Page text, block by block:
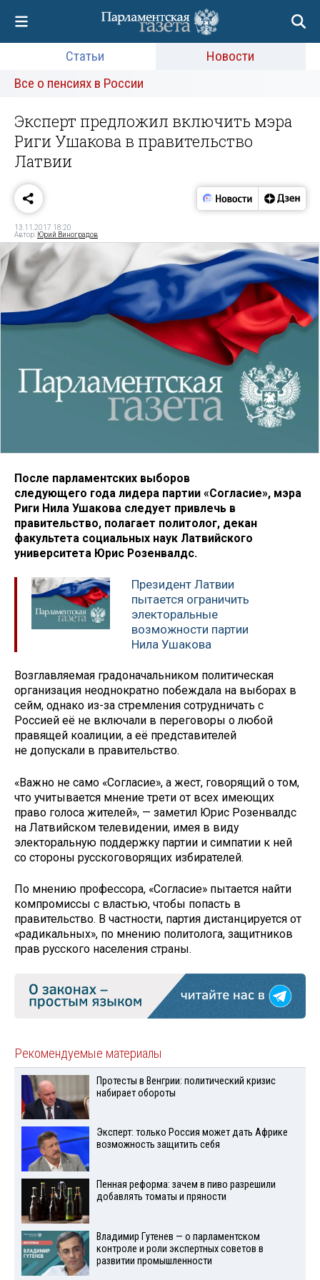
Статьи
Новости
Все о пенсиях в России
Эксперт предложил включить мэра
Риги Ушакова в правительство
Латвии
13.11.2017 18:20
Автор: Юрий Виноградов
После парламентских выборов
следующего года лидера партии «Согласие», мэра
Риги Нила Ушакова следует привлечь в
правительство, полагает политолог, декан
факультета социальных наук Латвийского
университета Юрис Розенвалдс.
Президент Латвии
пытается ограничить
электоральные
возможности партии
Нила Ушакова
Возглавляемая градоначальником политическая
организация неоднократно побеждала на выборах в
сейм, однако из-за стремления сотрудничать с
Россией её не включали в переговоры о любой
правящей коалиции, а её представителей
не допускали в правительство.
«Важно не само «Согласие», а жест, говорящий о том,
что учитывается мнение трети от всех имеющих
право голоса жителей», — заметил Юрис Розенвалдс
на Латвийском телевидении, имея в виду
электоральную поддержку партии и симпатии к ней
со стороны русскоговорящих избирателей.
По мнению профессора, «Согласие» пытается найти
компромиссы с властью, чтобы попасть в
правительство. В частности, партия дистанцируется от
«радикальных», по мнению политолога, защитников
прав русского населения страны.
Рекомендуемые материалы
Протесты в Венгрии: политический кризис
набирает обороты
Эксперт: только Россия может дать Африке
возможность защитить себя
Пенная реформа: зачем в пиво разрешили
добавлять томаты и пряности
Владимир Гутенев — о парламентском
контроле и роли экспертных советов в
развитии промышленности